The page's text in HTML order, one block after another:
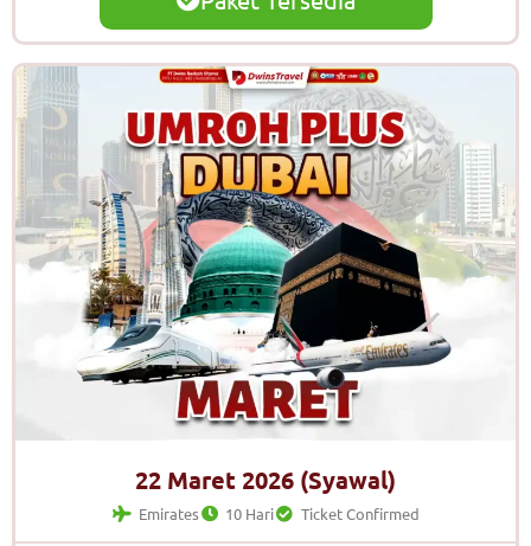
22 Maret 2026 (Syawal)
Emirates 10 Hari Ticket Confirmed